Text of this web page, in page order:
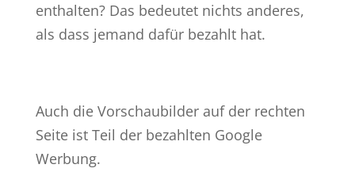
enthalten? Das bedeutet nichts anderes,
als dass jemand dafür bezahlt hat.
Auch die Vorschaubilder auf der rechten
Seite ist Teil der bezahlten Google
Werbung.